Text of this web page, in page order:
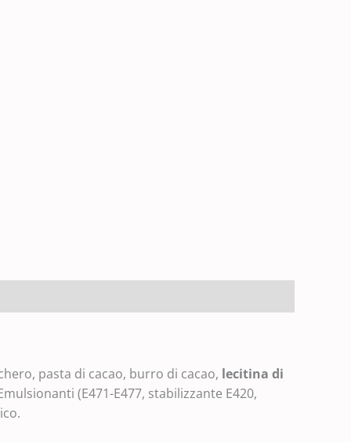
pasta di cacao, burro di cacao, lecitina di
(E471-E477, stabilizzante E420,